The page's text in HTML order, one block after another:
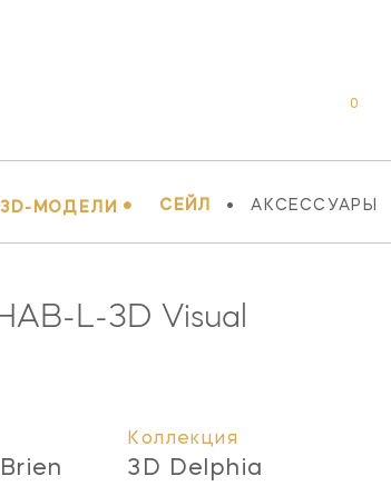
3D-МОДЕЛИ • СЕЙЛ • АКСЕССУАРЫ
0
L-3D Visual
Коллекция
3D Delphia